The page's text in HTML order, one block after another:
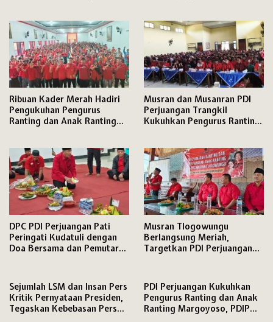
Perlombaan
Ribuan Kader Merah Hadiri
Pengukuhan Pengurus
Ranting dan Anak Ranting
Musran dan Musanran PDI
Perjuangan Trangkil
Kukuhkan Pengurus Ranting
DPC PDI Perjuangan Pati
Peringati Kudatuli dengan
Doa Bersama dan Pemutaran
Musran Tlogowungu
Berlangsung Meriah,
Targetkan PDI Perjuangan
Sejumlah LSM dan Insan Pers
Kritik Pernyataan Presiden,
Tegaskan Kebebasan Pers
PDI Perjuangan Kukuhkan
Pengurus Ranting dan Anak
Ranting Margoyoso, PDIP